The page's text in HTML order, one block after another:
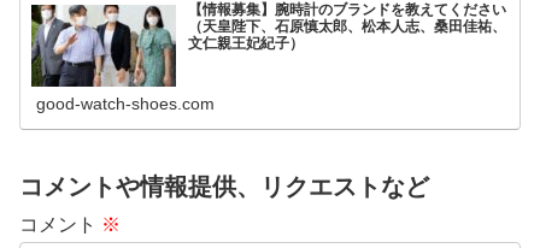
【情報募集】腕時計のブランドを教えてください
（天皇陛下、石原慎太郎、松本人志、桑田佳祐、
文仁親王妃紀子）
good-watch-shoes.com
コメントや情報提供、リクエストなど
コメント ※